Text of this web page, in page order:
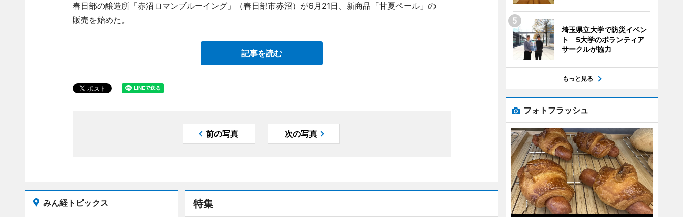
春日部の醸造所「赤沼ロマンブルーイング」（春日部市赤沼）が6月21日、新商品「甘夏ペール」の
販売を始めた。
記事を読む
前の写真 次の写真
特集
みん経トピックス
埼玉県立大学で防災イベン
ト 5大学のボランティア
サークルが協力
もっと見る
フォトフラッシュ